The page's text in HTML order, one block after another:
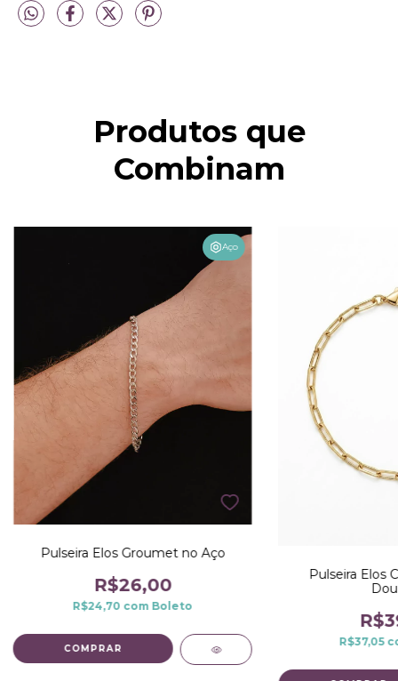
Produtos que
Combinam
Aço
Pulseira Elos Groumet no Aço
R$26,00
R$24,70 com Boleto
Pulseira Elos
R$37,05